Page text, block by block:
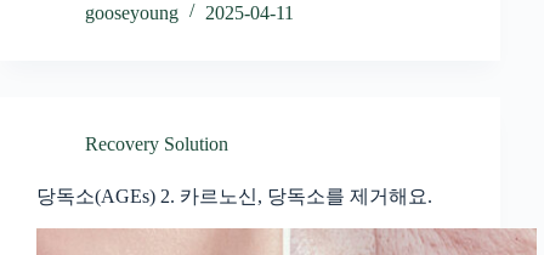
gooseyoung
2025-04-11
Recovery Solution
당독소(AGEs) 2. 카르노신, 당독소를 제거해요.